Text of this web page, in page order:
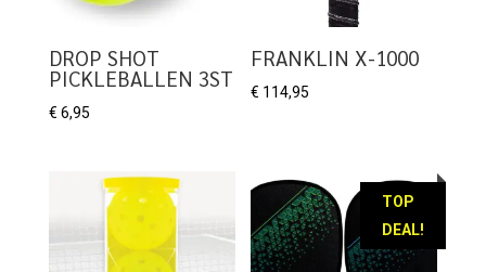
DROP SHOT
PICKLEBALLEN 3ST
€ 6,95
FRANKLIN X-1000
€ 114,95
TOP
DEAL!